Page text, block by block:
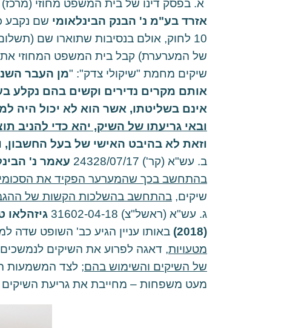
אזרד בע"מ נ' הבנק הבינלאומי
שיקים מחמת "שיקולי צדק": "
אינם בשליטתו, אשר הוא לא יכול היה
ובאי גריעתו של השיק, יהא כדי להניב
וזאת לא בהיבט האישי של בעל החשבון,
ב. עש"א (קר') 24328/07/17
עאמר נ'
בהתחשב בכך שהמערער הפקיד את
שיקים, בהתחשב בהשלכות הקשות של
ג. עש"א (ראשל"צ) 31602-04-18
גיזהלאו
(2018)
באותו עניין הגיע כב' השופט שדה
מטעויות, דאגה לפרוע את השיקים לנמשכים
של השיקים והשימוש בהם
מעט משפחות – מחייבת את גריעת השיקים